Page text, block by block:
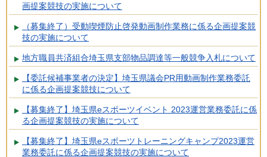
画提案競技の実施について
（募集終了）受動喫煙防止啓発動画制作業務に係る企画提案競
技の実施について
地方職員共済組合埼玉県支部物品調達等一般競争入札について
【委託候補事業者の決定】埼玉県議会PR用動画制作業務委託
に係る企画提案競技について
【募集終了】埼玉県eスポーツイベント 2023運営業務委託に係
る企画提案競技の実施について
【募集終了】埼玉県eスポーツトレーニングキャンプ2023運営
業務委託に係る企画提案競技の実施について